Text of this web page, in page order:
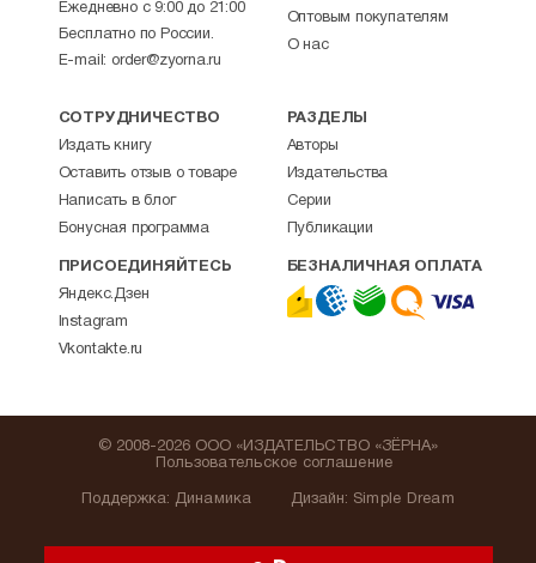
Ежедневно с 9:00 до 21:00
Бесплатно по России.
E-mail: order@zyorna.ru
Оптовым покупателям
О нас
СОТРУДНИЧЕСТВО
Издать книгу
Оставить отзыв о товаре
Написать в блог
Бонусная программа
РАЗДЕЛЫ
Авторы
Издательства
Серии
Публикации
ПРИСОЕДИНЯЙТЕСЬ
Яндекс.Дзен
Instagram
Vkontakte.ru
БЕЗНАЛИЧНАЯ ОПЛАТА
Поддержка: Динамика
© 2008-2026 ООО «ИЗДАТЕЛЬСТВО «ЗЁРНА»
Пользовательское соглашение
Дизайн: Simple Dream